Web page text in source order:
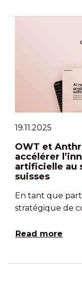
19.11.2025
OWT et
accélérer
artificielle au
suisses
En tant que
stratégique de
Read more